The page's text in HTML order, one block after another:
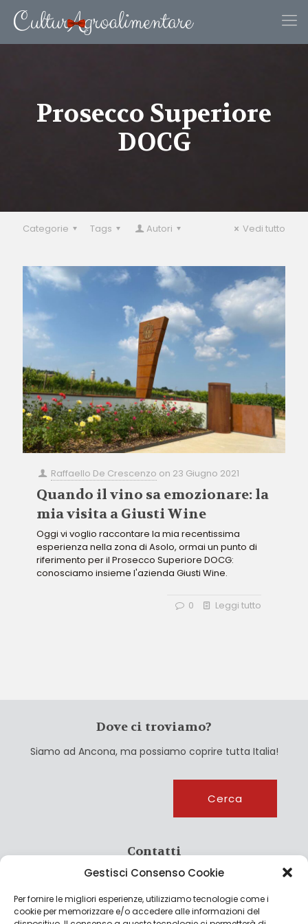
Gestisci Consenso Cookie
Per fornire le migliori esperienze, utilizziamo tecnologie come i
cookie per memorizzare e/o accedere alle informazioni del
Prosecco Superiore
DOCG
Categorie Tags Autori Vedi tutto
Raffaello De Crescenzo on 23 Giugno 2021
Quando il vino sa emozionare: la
mia visita a Giusti Wine
Oggi vi voglio raccontare la mia recentissima
esperienza nella zona di Asolo, ormai un punto di
riferimento per il Prosecco Superiore DOCG:
conosciamo insieme l'azienda Giusti Wine.
0 Leggi tutto
Dove ci troviamo?
Siamo ad Ancona, ma possiamo coprire tutta Italia!
Cerca
Contatti
info@culturagroalimentare.com